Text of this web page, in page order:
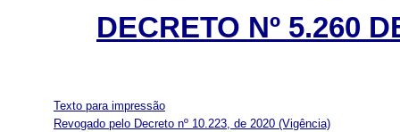
DECRETO Nº 5.260
Texto para impressão
Revogado pelo Decreto nº 10.223, de 2020 (Vigência)